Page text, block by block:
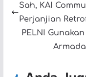
Sah, KAI
Perjanjian
PELNI